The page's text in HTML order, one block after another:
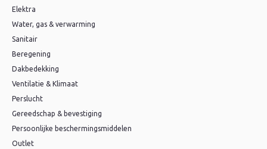
Elektra
Water, gas & verwarming
Sanitair
Beregening
Dakbedekking
Ventilatie & Klimaat
Perslucht
Gereedschap & bevestiging
Persoonlijke beschermingsmiddelen
Outlet